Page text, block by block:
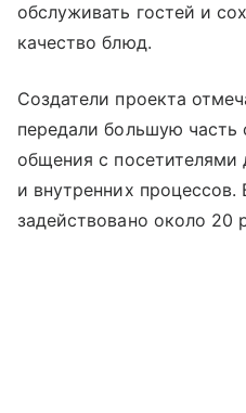
обслуживать гостей и
качество блюд.
Создатели проекта
передали большую часть
общения с посетителями
и внутренних процессов.
задействовано около 20